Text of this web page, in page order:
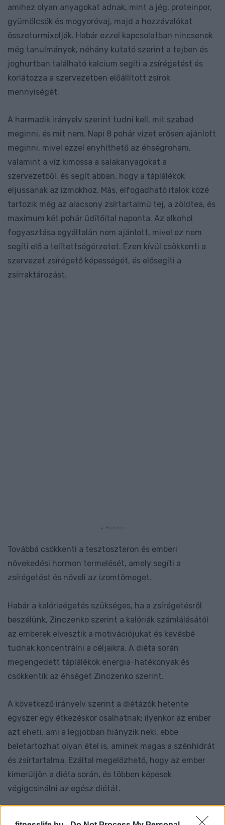
amihez olyan anyagokat adnak, mint a jég, proteinpor,
gyümölcsök és mogyoróvaj, majd a hozzávalókat
összeturmixolják. Habár ezzel kapcsolatban nincsenek
még tanulmányok, néhány kutató szerint a tejben és
joghurtban található kalcium segíti a zsírégetést és
korlátozza a szervezetben előállított zsírok
mennyiségét.
A harmadik irányelv szerint tudni kell, mit szabad
meginni, és mit nem. Napi 8 pohár vizet erősen ajánlott
meginni, mivel ezzel enyhíthető az éhségroham,
valamint a víz kimossa a salakanyagokat a
szervezetből, és segít abban, hogy a táplálékok
eljussanak az izmokhoz. Más, elfogadható italok közé
tartozik még az alacsony zsírtartalmú tej, a zöldtea, és
maximum két pohár üdítőital naponta. Az alkohol
fogyasztása egyáltalán nem ajánlott, mivel ez nem
segíti elő a telítettségérzetet. Ezen kívül csökkenti a
szervezet zsírégető képességét, és elősegíti a
zsírraktározást.
Továbbá csökkenti a tesztoszteron és emberi
növekedési hormon termelését, amely segíti a
zsírégetést és növeli az izomtömeget.
Habár a kalóriaégetés szükséges, ha a zsírégetésről
beszélünk, Zinczenko szerint a kalóriák számlálásától
az emberek elvesztik a motivációjukat és kevésbé
tudnak koncentrálni a céljaikra. A diéta során
megengedett táplálékok energia-hatékonyak és
csökkentik az éhséget Zinczenko szerint.
A következő irányelv szerint a diétázók hetente
egyszer egy étkezéskor csalhatnak: ilyenkor az ember
azt eheti, ami a legjobban hiányzik neki, ebbe
beletartozhat olyan étel is, aminek magas a szénhidrát
és zsírtartalma. Ezáltal megelőzhető, hogy az ember
kimerüljön a diéta során, és többen képesek
végigcsinálni az egész diétát.